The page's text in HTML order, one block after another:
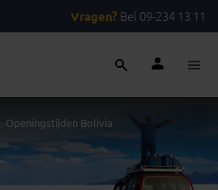
Vragen? Bel 09-234 13 11
Openingstijden Bolivia